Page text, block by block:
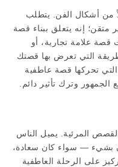
من أشكال الفن. يتطلب
متقن؛ إنه يتعلق ببناء قصة
قصة علامة تجارية، أو
التي تعرض بها قصتك
تحركها قصة عاطفية
وترك تأثير دائم.
المرئية. يميل الناس
بشيء — سواء كان سعادة،
على الرحلة العاطفية